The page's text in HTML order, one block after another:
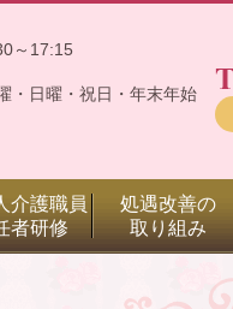
～17:15
・日曜・祝日・年末年始
介護職員
者研修
処遇改善の
取り組み